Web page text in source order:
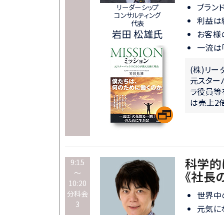
リーダーシップ
コンサルティング
代表
岩田 松雄氏
ブラン
利益は
お客様
一流は
(株)リー
元スター
ラ役員等
は売上2
9:15
～
10:20
分科会
3
科学的
《社長
世界中
元気に